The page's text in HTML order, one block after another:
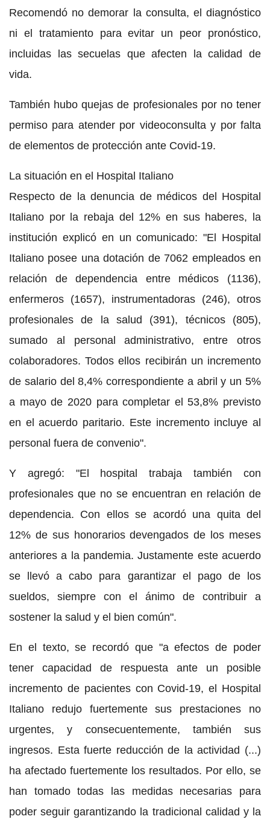
Recomendó no demorar la consulta, el diagnóstico
ni el tratamiento para evitar un peor pronóstico,
incluidas las secuelas que afecten la calidad de
vida.
También hubo quejas de profesionales por no tener
permiso para atender por videoconsulta y por falta
de elementos de protección ante Covid-19.
La situación en el Hospital Italiano
Respecto de la denuncia de médicos del Hospital
Italiano por la rebaja del 12% en sus haberes, la
institución explicó en un comunicado: "El Hospital
Italiano posee una dotación de 7062 empleados en
relación de dependencia entre médicos (1136),
enfermeros (1657), instrumentadoras (246), otros
profesionales de la salud (391), técnicos (805),
sumado al personal administrativo, entre otros
colaboradores. Todos ellos recibirán un incremento
de salario del 8,4% correspondiente a abril y un 5%
a mayo de 2020 para completar el 53,8% previsto
en el acuerdo paritario. Este incremento incluye al
personal fuera de convenio".
Y agregó: "El hospital trabaja también con
profesionales que no se encuentran en relación de
dependencia. Con ellos se acordó una quita del
12% de sus honorarios devengados de los meses
anteriores a la pandemia. Justamente este acuerdo
se llevó a cabo para garantizar el pago de los
sueldos, siempre con el ánimo de contribuir a
sostener la salud y el bien común".
En el texto, se recordó que "a efectos de poder
tener capacidad de respuesta ante un posible
incremento de pacientes con Covid-19, el Hospital
Italiano redujo fuertemente sus prestaciones no
urgentes, y consecuentemente, también sus
ingresos. Esta fuerte reducción de la actividad (...)
ha afectado fuertemente los resultados. Por ello, se
han tomado todas las medidas necesarias para
poder seguir garantizando la tradicional calidad y la